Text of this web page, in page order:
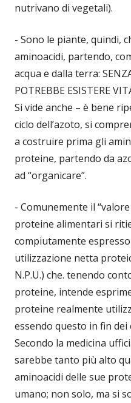
nutrivano di vegetali).
- Sono le piante, quindi,
aminoacidi, partendo,
acqua e dalla terra:
POTREBBE ESISTERE
Si vide anche – è bene
ciclo dell’azoto, si
a costruire prima gli
proteine, partendo da
ad “organicare”.
- Comunemente il
proteine alimentari si
compiutamente
utilizzazione netta
N.P.U.) che. tenendo
proteine, intende
proteine realmente
essendo questo in fin
Secondo la medicina
sarebbe tanto più alto
aminoacidi delle sue
umano; non solo, ma si